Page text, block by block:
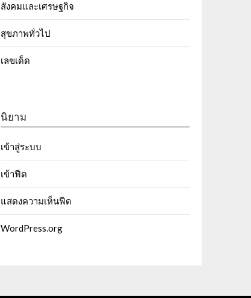
สังคมและเศรษฐกิจ
สุขภาพทั่วไป
เลขเด็ด
นิยาม
เข้าสู่ระบบ
เข้าฟีด
แสดงความเห็นฟีด
WordPress.org